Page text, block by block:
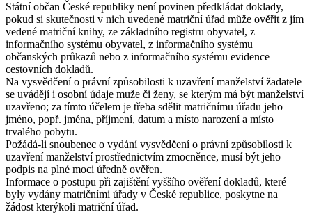
Státní občan České republiky není povinen předkládat doklady,
pokud si skutečnosti v nich uvedené matriční úřad může ověřit z jím
vedené matriční knihy, ze základního registru obyvatel, z
informačního systému obyvatel, z informačního systému
občanských průkazů nebo z informačního systému evidence
cestovních dokladů.
Na vysvědčení o právní způsobilosti k uzavření manželství žadatele
se uvádějí i osobní údaje muže či ženy, se kterým má být manželství
uzavřeno; za tímto účelem je třeba sdělit matričnímu úřadu jeho
jméno, popř. jména, příjmení, datum a místo narození a místo
trvalého pobytu.
Požádá-li snoubenec o vydání vysvědčení o právní způsobilosti k
uzavření manželství prostřednictvím zmocněnce, musí být jeho
podpis na plné moci úředně ověřen.
Informace o postupu při zajištění vyššího ověření dokladů, které
byly vydány matričními úřady v České republice, poskytne na
žádost kterýkoli matriční úřad.